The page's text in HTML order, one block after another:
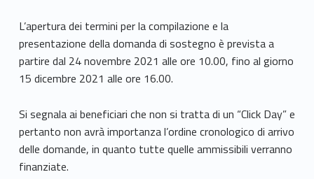
L’apertura dei termini per la compilazione e la
presentazione della domanda di sostegno è prevista a
partire dal 24 novembre 2021 alle ore 10.00, fino al giorno
15 dicembre 2021 alle ore 16.00.
Si segnala ai beneficiari che non si tratta di un “Click Day” e
pertanto non avrà importanza l’ordine cronologico di arrivo
delle domande, in quanto tutte quelle ammissibili verranno
finanziate.